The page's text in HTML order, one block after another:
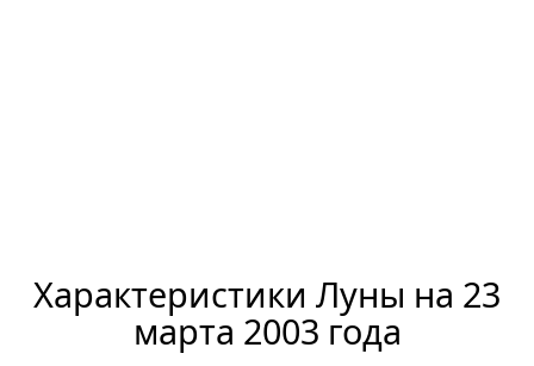
Характеристики Луны на 23
марта 2003 года